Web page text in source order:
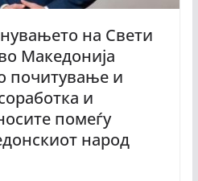
на Свети
Македонија
почитување и
и
помеѓу
народ